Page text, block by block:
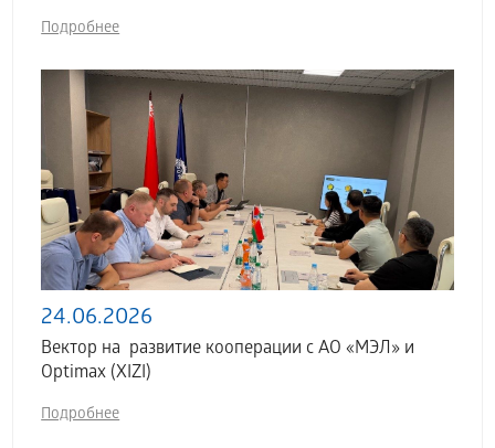
Подробнее
24.06.2026
Вектор на развитие кооперации с АО «МЭЛ» и
Optimax (XIZI)
Подробнее